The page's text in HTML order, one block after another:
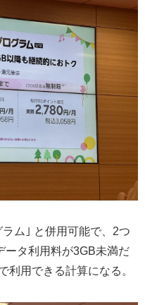
ム｣ と併用可能で、2つ
ータ利用料が3GB未満だ
利用できる計算になる。